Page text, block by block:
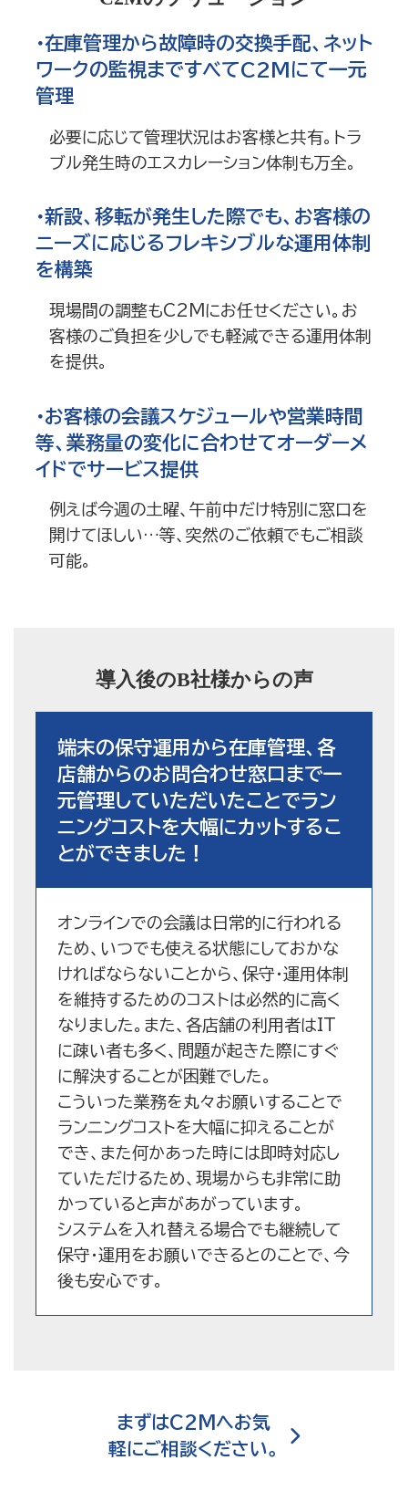
・在庫管理から故障時の交換手配、ネット
ワークの監視まですべてC2Mにて一元
管理
必要に応じて管理状況はお客様と共有。トラ
ブル発生時のエスカレーション体制も万全。
・新設、移転が発生した際でも、お客様の
ニーズに応じるフレキシブルな運用体制
を構築
現場間の調整もC2Mにお任せください。お
客様のご負担を少しでも軽減できる運用体制
を提供。
・お客様の会議スケジュールや営業時間
等、業務量の変化に合わせてオーダーメ
イドでサービス提供
例えば今週の土曜、午前中だけ特別に窓口を
開けてほしい…等、突然のご依頼でもご相談
可能。
導入後のB社様からの声
端末の保守運用から在庫管理、各
店舗からのお問合わせ窓口まで一
元管理していただいたことでラン
ニングコストを大幅にカットするこ
とができました！
オンラインでの会議は日常的に行われる
ため、いつでも使える状態にしておかな
ければならないことから、保守・運用体制
を維持するためのコストは必然的に高く
なりました。また、各店舗の利用者はIT
に疎い者も多く、問題が起きた際にすぐ
に解決することが困難でした。
こういった業務を丸々お願いすることで
ランニングコストを大幅に抑えることが
でき、また何かあった時には即時対応し
ていただけるため、現場からも非常に助
かっていると声があがっています。
システムを入れ替える場合でも継続して
保守・運用をお願いできるとのことで、今
後も安心です。
まずはC2Mへお気
軽にご相談ください。